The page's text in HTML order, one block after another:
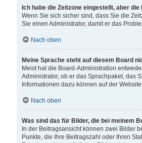
Ich habe die Zeitzone eingestellt, aber
Wenn Sie sich sicher sind, dass Sie die
Sie einen Administrator, damit er das
Nach oben
Meine Sprache steht auf diesem Board
Meist hat die Board-Administration
Administrator, ob er das Sprachpaket, das
Informationen dazu können auf der
Nach oben
Was sind das für Bilder, die bei meinem
In der Beitragsansicht können zwei Bilder
Punkte, die Ihre Beitragszahl oder Ihren